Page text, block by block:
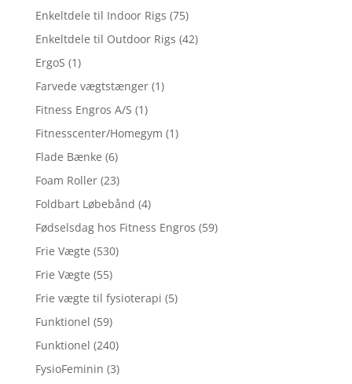
Enkeltdele til Indoor Rigs (75)
Enkeltdele til Outdoor Rigs (42)
ErgoS (1)
Farvede vægtstænger (1)
Fitness Engros A/S (1)
Fitnesscenter/Homegym (1)
Flade Bænke (6)
Foam Roller (23)
Foldbart Løbebånd (4)
Fødselsdag hos Fitness Engros (59)
Frie Vægte (530)
Frie Vægte (55)
Frie vægte til fysioterapi (5)
Funktionel (59)
Funktionel (240)
FysioFeminin (3)